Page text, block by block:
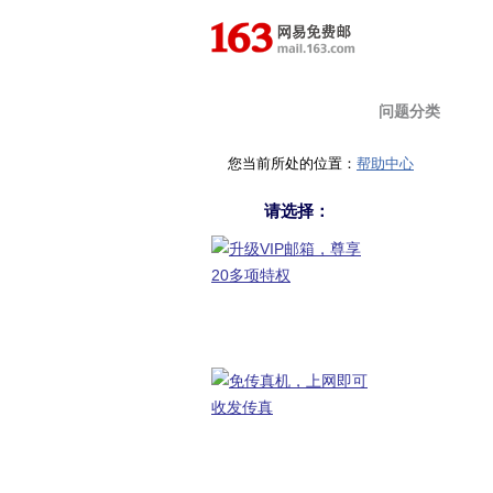
问题分类
您当前所处的位置： 帮助中心
请选择：